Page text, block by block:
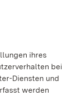
ihres
bei
Diensten und
werden